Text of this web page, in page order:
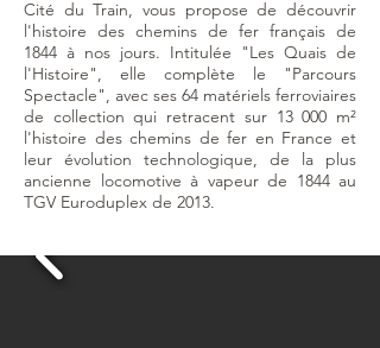
Cité du Train, vous propose de découvrir
l'histoire des chemins de fer français de
1844 à nos jours. Intitulée "Les Quais de
l'Histoire", elle complète le "Parcours
Spectacle", avec ses 64 matériels ferroviaires
de collection qui retracent sur 13 000 m²
l'histoire des chemins de fer en France et
leur évolution technologique, de la plus
ancienne locomotive à vapeur de 1844 au
TGV Euroduplex de 2013.